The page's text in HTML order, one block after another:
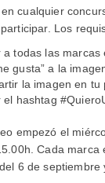
cualquier
Los
a todas las
gusta” a la
la imagen en
el hashtag
empezó el
Cada marca
6 de septiembre